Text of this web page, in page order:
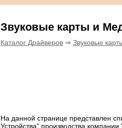
Звуковые карты и
Каталог Драйверов ⇒ Звуковые
На данной странице представлен
Устройства" производства